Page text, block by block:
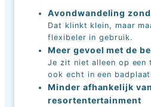
Avondwandeling
Dat klinkt klein, maar
flexibeler in gebruik.
Meer gevoel met de
Je zit niet alleen op een
ook echt in een
Minder afhankelijk van
resortentertainment